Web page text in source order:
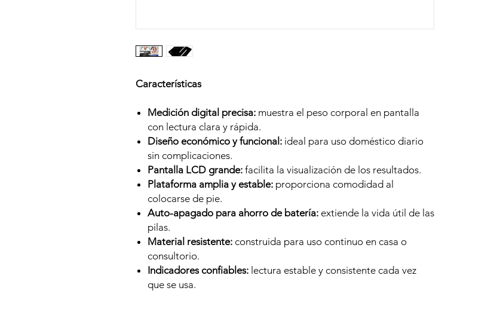
Características
Medición digital precisa: muestra el peso corporal en pantalla
con lectura clara y rápida.
Diseño económico y funcional: ideal para uso doméstico diario
sin complicaciones.
Pantalla LCD grande: facilita la visualización de los resultados.
Plataforma amplia y estable: proporciona comodidad al
colocarse de pie.
Auto-apagado para ahorro de batería: extiende la vida útil de las
pilas.
Material resistente: construida para uso continuo en casa o
consultorio.
Indicadores confiables: lectura estable y consistente cada vez
que se usa.